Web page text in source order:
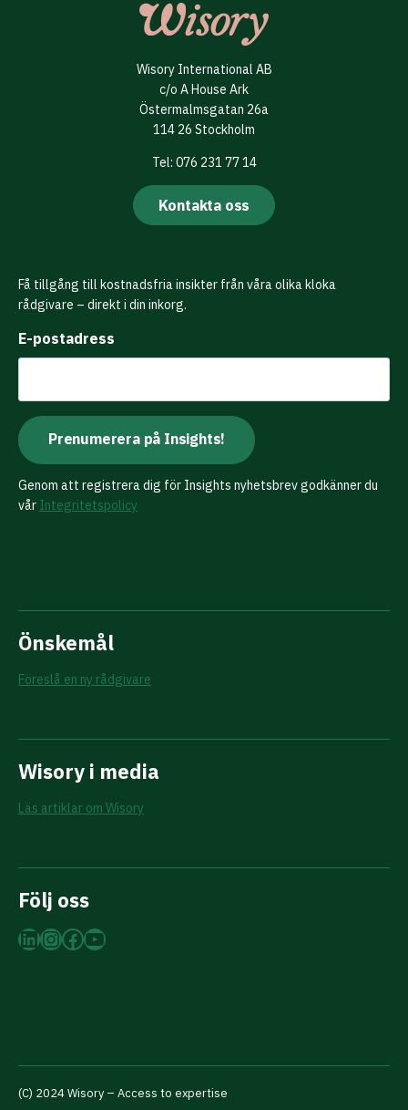
Wisory International AB
c/o A House Ark
Östermalmsgatan 26a
114 26 Stockholm
Tel: 076 231 77 14
Kontakta oss
Få tillgång till kostnadsfria insikter från våra olika kloka
rådgivare – direkt i din inkorg.
E-postadress
Genom att registrera dig för Insights nyhetsbrev godkänner du
vår Integritetspolicy
Önskemål
Föreslå en ny rådgivare
Wisory i media
Läs artiklar om Wisory
Följ oss
LinkedIn
Instagram
Facebook
YouTube
(C) 2024 Wisory – Access to expertise